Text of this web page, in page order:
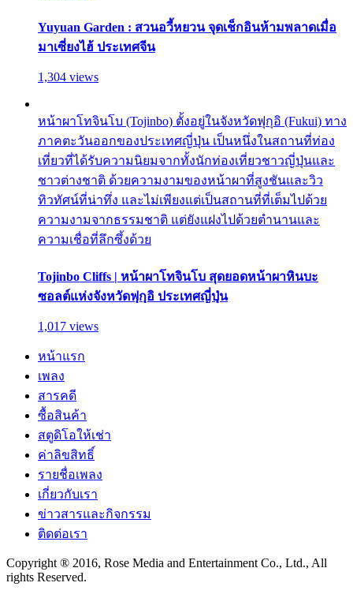
Yuyuan Garden : สวนอวี้หยวน จุดเช็กอินห้ามพลาดเมื่อ
มาเซี่ยงไฮ้ ประเทศจีน
1,304 views
หน้าผาโทจินโบ (Tojinbo) ตั้งอยู่ในจังหวัดฟุกุอิ (Fukui) ทาง
ภาคตะวันออกของประเทศญี่ปุ่น เป็นหนึ่งในสถานที่ท่อง
เที่ยวที่ได้รับความนิยมจากทั้งนักท่องเที่ยวชาวญี่ปุ่นและ
ชาวต่างชาติ ด้วยความงามของหน้าผาที่สูงชันและวิว
ทิวทัศน์ที่น่าทึ่ง และไม่เพียงแต่เป็นสถานที่ที่เต็มไปด้วย
ความงามจากธรรมชาติ แต่ยังแฝงไปด้วยตำนานและ
ความเชื่อที่ลึกซึ้งด้วย
Tojinbo Cliffs | หน้าผาโทจินโบ สุดยอดหน้าผาหินบะ
ซอลต์แห่งจังหวัดฟุกุอิ ประเทศญี่ปุ่น
1,017 views
หน้าแรก
เพลง
สารคดี
ซื้อสินค้า
สตูดิโอให้เช่า
ค่าลิขสิทธิ์
รายชื่อเพลง
เกี่ยวกับเรา
ข่าวสารและกิจกรรม
ติดต่อเรา
Copyright ® 2016, Rose Media and Entertainment Co., Ltd., All
rights Reserved.